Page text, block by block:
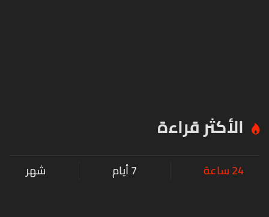
الأكثر قراءة
24 ساعة 7 أيام شهر